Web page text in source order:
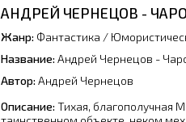
АНДРЕЙ ЧЕРНЕЦОВ -
Жанр: Фантастика /
Название: Андрей Чернецов -
Автор: Андрей Чернецов
Описание: Тихая, благополучная